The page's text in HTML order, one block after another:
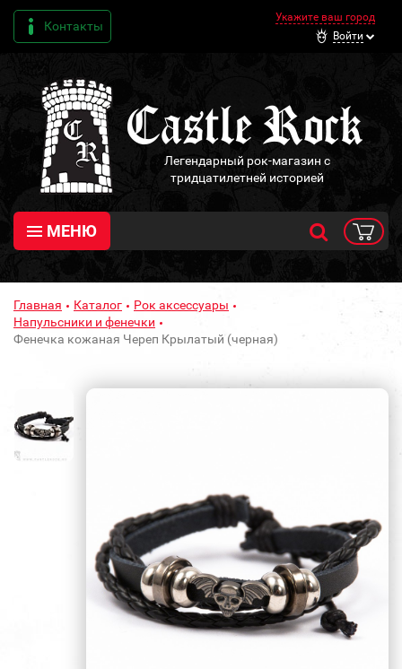
Контакты
Укажите ваш город
Войти
Легендарный рок-магазин с
тридцатилетней историей
МЕНЮ
Главная Каталог
Рок аксессуары
Напульсники и фенечки
Фенечка кожаная Череп Крылатый (черная)